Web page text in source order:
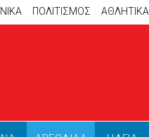
ΠΟΛΙΤΙΣΜΟΣ ΑΘΛΗΤΙΚΆ